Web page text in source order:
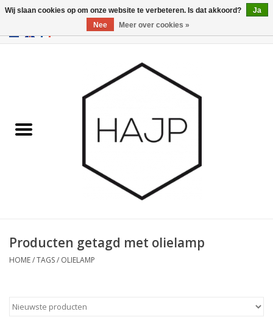
GBP/USD
Gadgets
Merken
Producten getagd met olielamp
HOME/TAGS/ OLIELAMP
Wij slaan cookies op om onze website te verbeteren. Is dat akkoord?
Ja
Nee
Meer over cookies »